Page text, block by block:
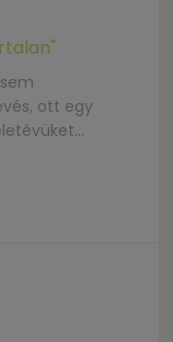
ott egy
estére, ahol
más párok
építéséhez is